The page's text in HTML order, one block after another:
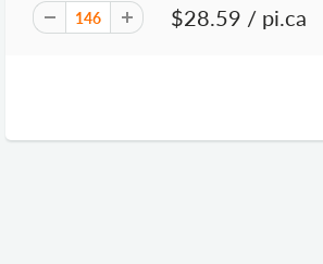
$28.59 / pi.ca